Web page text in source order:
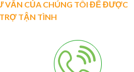
VẤN CỦA CHÚNG TÔI ĐỂ ĐƯỢC
TẬN TÌNH